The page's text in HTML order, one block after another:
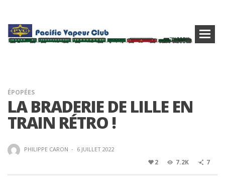
ÉPOPÉES
LA BRADERIE DE LILLE EN
TRAIN RÉTRO !
PHILIPPE CARON · 6 JUILLET 2022
2 7.2K 7